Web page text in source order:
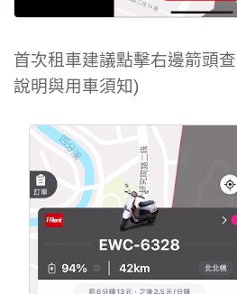
首次租車建議點擊右邊箭頭
說明與用車須知)